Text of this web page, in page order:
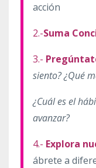
acción
2.-Suma
3.-
siento? ¿Qué
¿Cuál es el
avanzar?
4.- Explora
ábrete a